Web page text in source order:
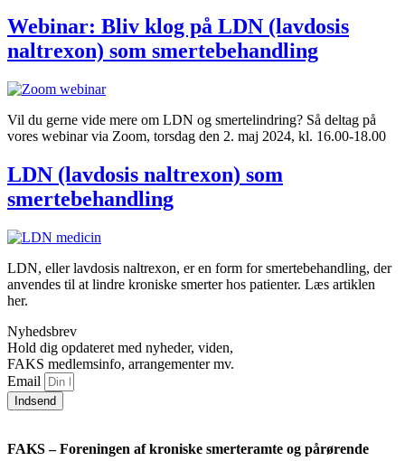
Webinar: Bliv klog på LDN (lavdosis
naltrexon) som smertebehandling
Vil du gerne vide mere om LDN og smertelindring? Så deltag på
vores webinar via Zoom, torsdag den 2. maj 2024, kl. 16.00-18.00
LDN (lavdosis naltrexon) som
smertebehandling
LDN, eller lavdosis naltrexon, er en form for smertebehandling, der
anvendes til at lindre kroniske smerter hos patienter. Læs artiklen
her.
Nyhedsbrev
Hold dig opdateret med nyheder, viden,
FAKS medlemsinfo, arrangementer mv.
Email
Indsend
FAKS – Foreningen af kroniske smerteramte og pårørende